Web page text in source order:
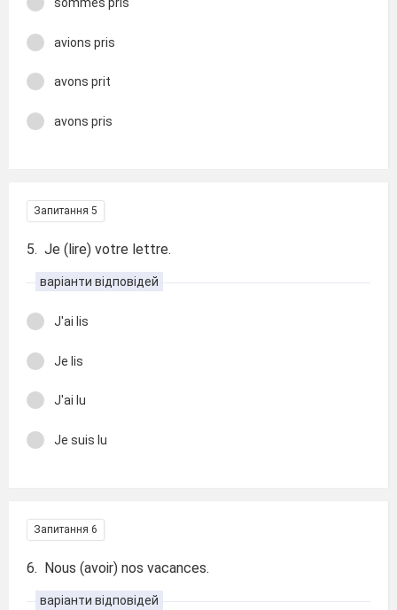
avions pris
avons prit
avons pris
Запитання 5
5. Je (lire) votre lettre.
варіанти відповідей
J'ai lis
Je lis
J'ai lu
Je suis lu
Запитання 6
6. Nous (avoir) nos vacances.
варіанти відповідей